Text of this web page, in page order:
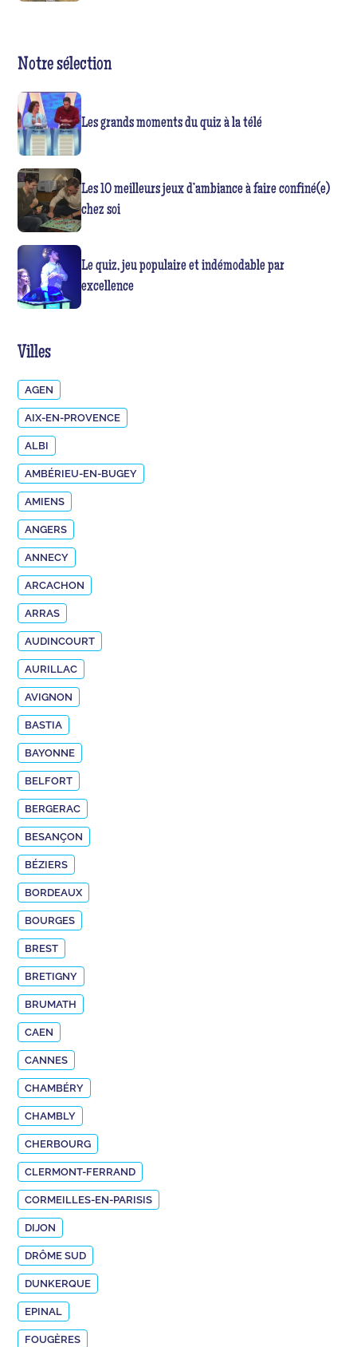
Notre sélection
Les grands moments du quiz à la télé
Les 10 meilleurs jeux d’ambiance à faire confiné(e)
chez soi
Le quiz, jeu populaire et indémodable par
excellence
Villes
AGEN
AIX-EN-PROVENCE
ALBI
AMBÉRIEU-EN-BUGEY
AMIENS
ANGERS
ANNECY
ARCACHON
ARRAS
AUDINCOURT
AURILLAC
AVIGNON
BASTIA
BAYONNE
BELFORT
BERGERAC
BESANÇON
BÉZIERS
BORDEAUX
BOURGES
BREST
BRETIGNY
BRUMATH
CAEN
CANNES
CHAMBÉRY
CHAMBLY
CHERBOURG
CLERMONT-FERRAND
CORMEILLES-EN-PARISIS
DIJON
DRÔME SUD
DUNKERQUE
EPINAL
FOUGÈRES